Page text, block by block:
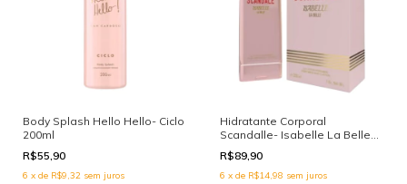
Body Splash Hello Hello- Ciclo
200ml
R$55,90
6 x de R$9,32 sem juros
Hidratante Corporal
Scandalle- Isabelle La Belle
200 ml
R$89,90
6 x de R$14,98 sem juros